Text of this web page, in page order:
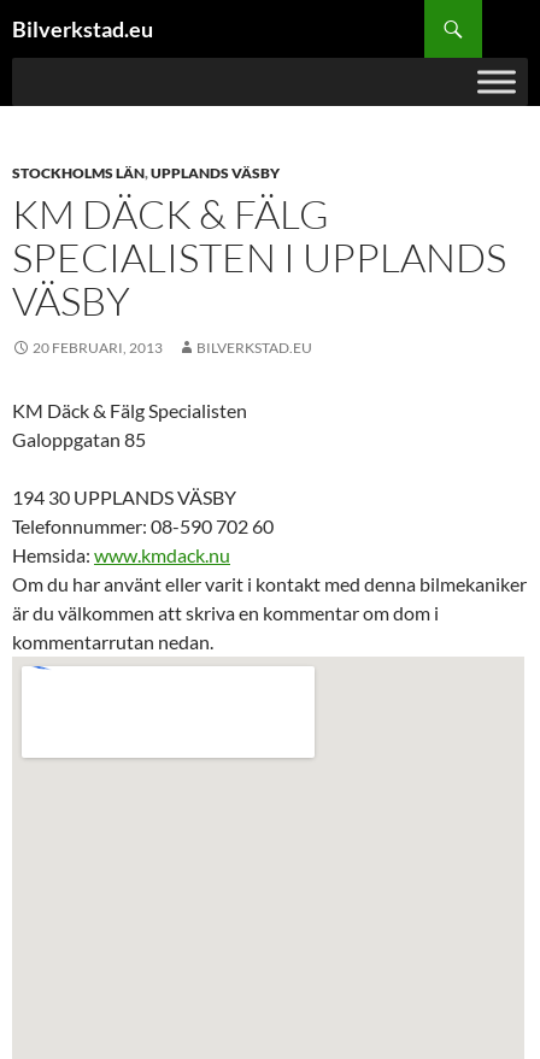
tillBilverkstad.eu
STOCKHOLMS LÄN,UPPLANDS VÄSBY
KM DÄCK & FÄLG
SPECIALISTEN I UPPLANDS
VÄSBY
20 FEBRUARI, 2013 BILVERKSTAD.EU
KM Däck & Fälg Specialisten
Galoppgatan 85
194 30 UPPLANDS VÄSBY
Telefonnummer: 08-590 702 60
Hemsida: www.kmdack.nu
Om du har använt eller varit i kontakt med denna bilmekaniker
är du välkommen att skriva en kommentar om dom i
kommentarrutan nedan.